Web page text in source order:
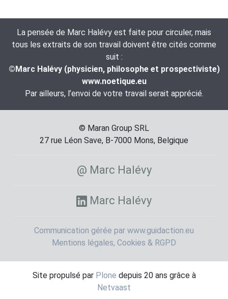
La pensée de Marc Halévy est faite pour circuler, mais
tous les extraits de son travail doivent être cités comme
suit :
©Marc Halévy (physicien, philosophe et prospectiviste)
www.noetique.eu
Par ailleurs, l’envoi de votre travail serait apprécié.
© Maran Group SRL
27 rue Léon Save, B-7000 Mons, Belgique
@ Marc Halévy
Marc Halévy
Communication gérée par www.guidaction.eu
Mentions légales, Cookies & RGPD
Site propulsé par Plone depuis 20 ans grâce à
Netvaast